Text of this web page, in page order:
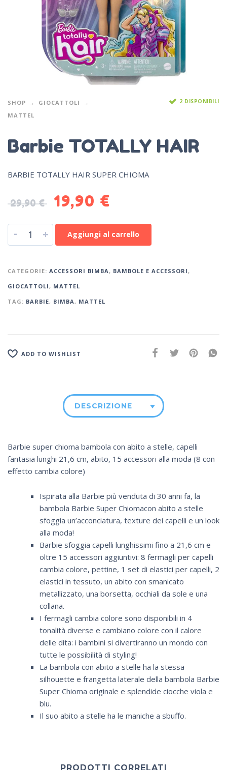
SHOP
GIOCATTOLI
MATTEL
2 DISPONIBILI
Barbie TOTALLY HAIR
BARBIE TOTALLY HAIR SUPER CHIOMA
29,90€ 19,90 €
- + Aggiungi al carrello
CATEGORIE: ACCESSORI BIMBA, BAMBOLE E ACCESSORI,
GIOCATTOLI, MATTEL
TAG: BARBIE, BIMBA, MATTEL
ADD TO WISHLIST
DESCRIZIONE
Barbie super chioma bambola con abito a stelle, capelli
fantasia lunghi 21,6 cm, abito, 15 accessori alla moda (8 con
effetto cambia colore)
Ispirata alla Barbie più venduta di 30 anni fa, la
bambola Barbie Super Chiomacon abito a stelle
sfoggia un’acconciatura, texture dei capelli e un look
alla moda!
Barbie sfoggia capelli lunghissimi fino a 21,6 cm e
oltre 15 accessori aggiuntivi: 8 fermagli per capelli
cambia colore, pettine, 1 set di elastici per capelli, 2
elastici in tessuto, un abito con smanicato
metallizzato, una borsetta, occhiali da sole e una
collana.
I fermagli cambia colore sono disponibili in 4
tonalità diverse e cambiano colore con il calore
delle dita: i bambini si divertiranno un mondo con
tutte le possibilità di styling!
La bambola con abito a stelle ha la stessa
silhouette e frangetta laterale della bambola Barbie
Super Chioma originale e splendide ciocche viola e
blu.
Il suo abito a stelle ha le maniche a sbuffo.
PRODOTTI CORRELATI